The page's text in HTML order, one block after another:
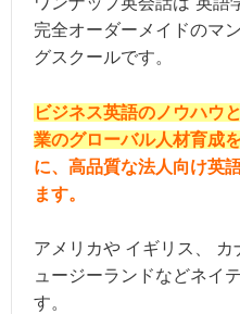
完全オーダーメイドのマ
グスクールです。
ビジネス英語のノウハウ
業のグローバル人材育成
に、高品質な法人向け英
ます。
アメリカや イギリス、
ュージーランドなどネイ
す。